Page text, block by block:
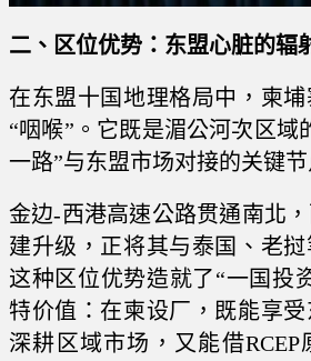
二、区位优势：东盟心脏的辐
在东盟十国地理格局中，柬
“咽喉”。它既是湄公河次区域
一路”与东盟市场对接的关键节
金边-西港高速公路贯通南北
建升级，正将其与泰国、老挝
这种区位优势造就了“一国投
特价值：在柬设厂，既能享
深耕区域市场，又能借RCEP